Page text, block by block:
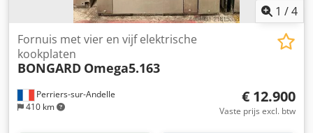
1 /4
Perriers-sur-Andelle
410 km
Fornuis met vier en vijf elektrische
kookplaten
BONGARD Omega5.163
€ 12.900
Vaste prijs excl. btw